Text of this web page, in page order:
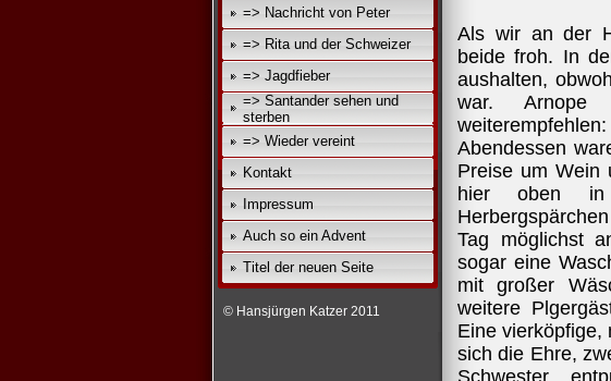
=> Nachricht von Peter
=> Rita und der Schweizer
=> Jagdfieber
=> Santander sehen und
sterben
=> Wieder vereint
Kontakt
Impressum
Auch so ein Advent
Titel der neuen Seite
© Hansjürgen Katzer 2011
Als wir an der
beide froh. In
aushalten,
war.
Abendessen
Preise um Wein
hier oben in
Tag möglichst
sogar eine
mit großer
weitere
Eine vierköpfige,
sich die Ehre,
Schwester